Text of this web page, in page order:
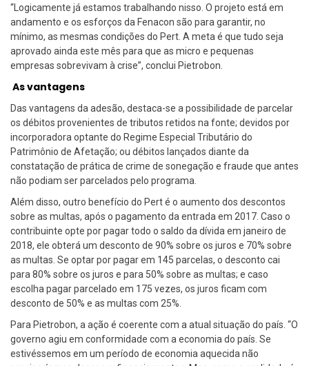
“Logicamente já estamos trabalhando nisso. O projeto está em
andamento e os esforços da Fenacon são para garantir, no
mínimo, as mesmas condições do Pert. A meta é que tudo seja
aprovado ainda este mês para que as micro e pequenas
empresas sobrevivam à crise”, conclui Pietrobon.
As vantagens
Das vantagens da adesão, destaca-se a possibilidade de parcelar
os débitos provenientes de tributos retidos na fonte; devidos por
incorporadora optante do Regime Especial Tributário do
Patrimônio de Afetação; ou débitos lançados diante da
constatação de prática de crime de sonegação e fraude que antes
não podiam ser parcelados pelo programa.
Além disso, outro benefício do Pert é o aumento dos descontos
sobre as multas, após o pagamento da entrada em 2017. Caso o
contribuinte opte por pagar todo o saldo da dívida em janeiro de
2018, ele obterá um desconto de 90% sobre os juros e 70% sobre
as multas. Se optar por pagar em 145 parcelas, o desconto cai
para 80% sobre os juros e para 50% sobre as multas; e caso
escolha pagar parcelado em 175 vezes, os juros ficam com
desconto de 50% e as multas com 25%.
Para Pietrobon, a ação é coerente com a atual situação do país. “O
governo agiu em conformidade com a economia do país. Se
estivéssemos em um período de economia aquecida não